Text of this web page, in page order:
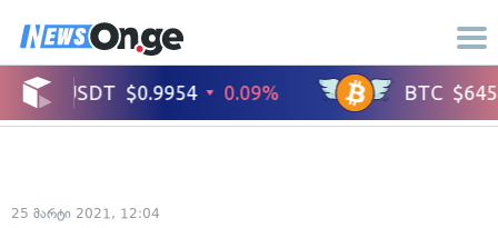
25 მარტი 2021, 12:04